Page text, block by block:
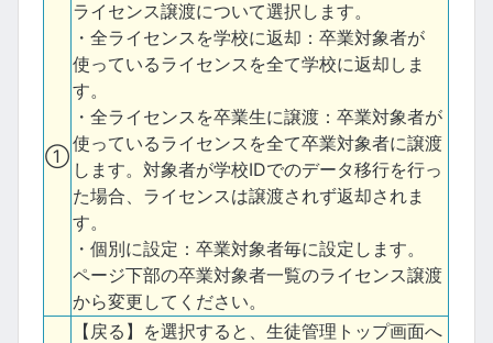
①
ライセンス譲渡について選択します。
・全ライセンスを学校に返却：卒業対象者が
使っているライセンスを全て学校に返却しま
す。
・全ライセンスを卒業生に譲渡：卒業対象者が
使っているライセンスを全て卒業対象者に譲渡
します。対象者が学校IDでのデータ移行を行っ
た場合、ライセンスは譲渡されず返却されま
す。
・個別に設定：卒業対象者毎に設定します。
ページ下部の卒業対象者一覧のライセンス譲渡
から変更してください。
【戻る】を選択すると、生徒管理トップ画面へ